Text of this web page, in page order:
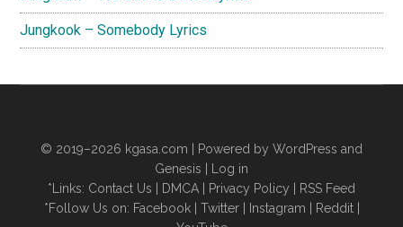
Jungkook – Somebody Lyrics
© 2019–2026 kgasa.com | Powered by WordPress and
Genesis |
Log in
*Links: Contact Us DMCA Privacy Policy
RSS Feed
*Follow Us on: Facebook| Twitter| Instagram Reddit|